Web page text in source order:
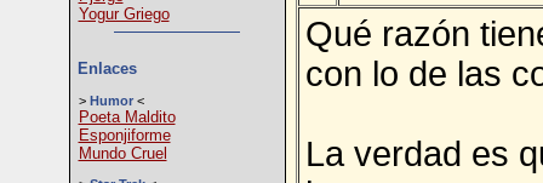
Yogur Griego
Enlaces
> Humor<
Poeta Maldito
Esponjiforme
Mundo Cruel
Qué razón
con lo de las
La verdad es